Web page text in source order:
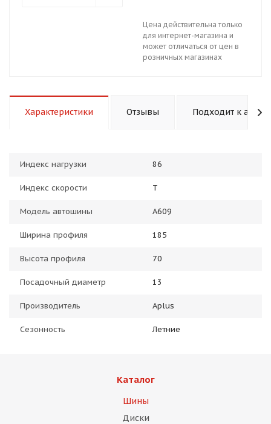
Цена действительна только
для интернет-магазина и
может отличаться от цен в
розничных магазинах
Характеристики Отзывы Подходит к авто
Индекс нагрузки 86
Индекс скорости T
Модель автошины A609
Ширина профиля 185
Высота профиля 70
Посадочный диаметр 13
Производитель Aplus
Сезонность Летние
Каталог
Шины
Диски